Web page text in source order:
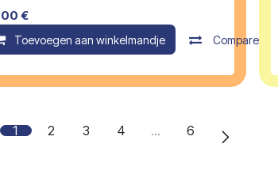
€
Toevoegen aan winkelmandje Compare
1 2 3 4 … 6